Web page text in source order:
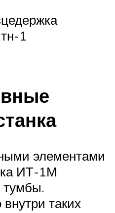
1
элементами
ИТ-1М
тумбы.
таких